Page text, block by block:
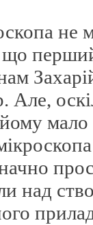
не
що
Але,
мало
над